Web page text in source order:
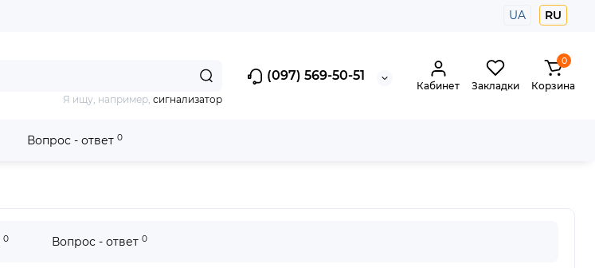
UA RU
(097) 569-50-51
Я ищу, например, сигнализатор
Кабинет Закладки
0
Корзина
Вопрос - ответ 0
0 Вопрос - ответ 0